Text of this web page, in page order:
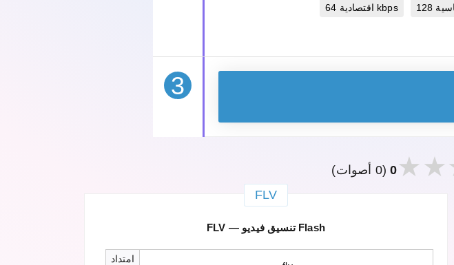
اقتصادية 64 kbps
3
0(0 أصوات)
FLV
FLV — تنسيق فيديو Flash
امتداد